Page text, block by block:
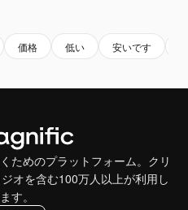
価格 低い 安いです
ためのプラットフォーム。クリ
オを含む100万人以上が利用し
す。